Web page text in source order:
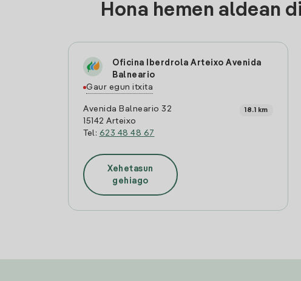
Hona hemen aldean
Oficina Iberdrola Arteixo Avenida
Balneario
Gaur egun itxita
Avenida Balneario 32
15142 Arteixo
Tel: 623 48 48 67
18.1 km
Xehetasun
gehiago